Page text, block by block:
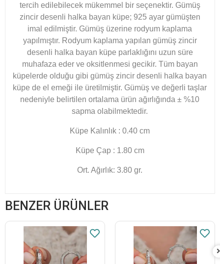
tercih edilebilecek mükemmel bir seçenektir. Gümüş
zincir desenli halka bayan küpe; 925 ayar gümüşten
imal edilmiştir. Gümüş üzerine rodyum kaplama
yapılmıştır. Rodyum kaplama yapılan gümüş zincir
desenli halka bayan küpe parlaklığını uzun süre
muhafaza eder ve oksitlenmesi gecikir. Tüm bayan
küpelerde olduğu gibi gümüş zincir desenli halka bayan
küpe de el emeği ile üretilmiştir. Gümüş ve değerli taşlar
nedeniyle belirtilen ortalama ürün ağırlığında ± %10
sapma olabilmektedir.
Küpe Kalınlık : 0.40 cm
Küpe Çap : 1.80 cm
Ort. Ağırlık: 3.80 gr.
BENZER ÜRÜNLER